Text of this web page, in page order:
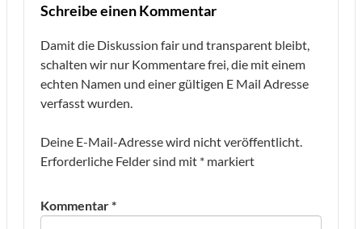
Schreibe einen Kommentar
Damit die Diskussion fair und transparent bleibt,
schalten wir nur Kommentare frei, die mit einem
echten Namen und einer gültigen E Mail Adresse
verfasst wurden.
Deine E-Mail-Adresse wird nicht veröffentlicht.
Erforderliche Felder sind mit * markiert
Kommentar*